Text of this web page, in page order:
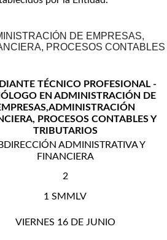
DE EMPRESAS,
PROCESOS CONTABLES
TÉCNICO PROFESIONAL -
EN ADMINISTRACIÓN DE
PROCESOS CONTABLES Y
TRIBUTARIOS
ADMINISTRATIVA Y
FINANCIERA
2
1 SMMLV
VIERNES 16 DE JUNIO